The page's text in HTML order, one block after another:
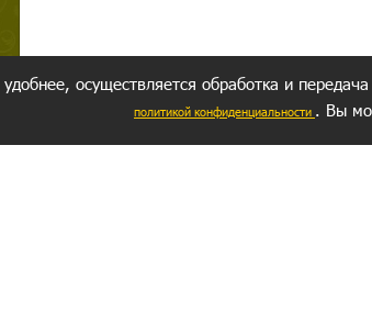
осуществляется обработка и
политикой конфиденциальности . Вы